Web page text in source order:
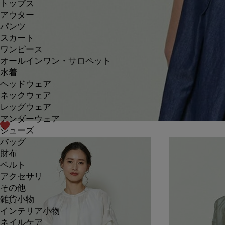
トップス
アウター
パンツ
スカート
ワンピース
オールインワン・サロペット
水着
ヘッドウェア
ネックウェア
レッグウェア
アンダーウェア
シューズ
バッグ
財布
ベルト
アクセサリ
その他
雑貨小物
インテリア小物
ネイルケア